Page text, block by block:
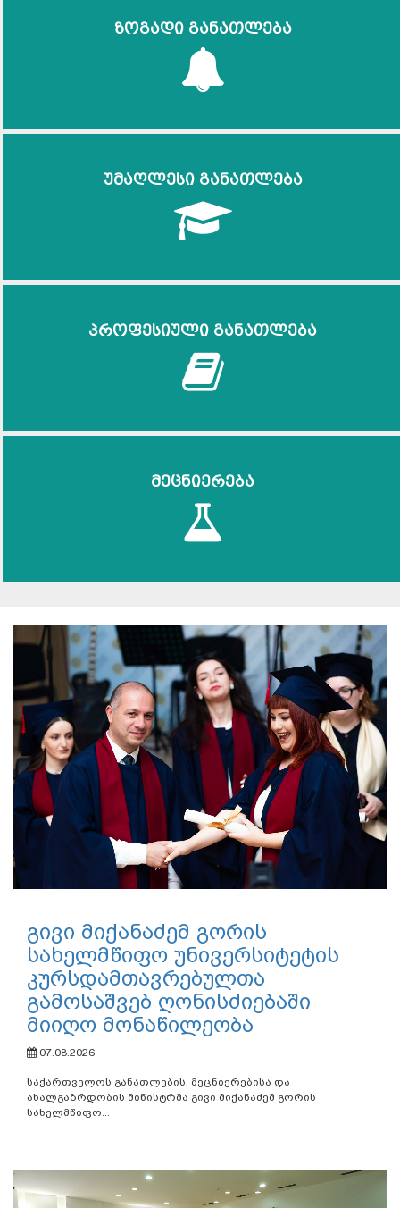
ზოგადი განათლება
უმაღლესი განათლება
პროფესიული განათლება
მეცნიერება
გივი მიქანაძემ გორის
სახელმწიფო უნივერსიტეტის
კურსდამთავრებულთა
გამოსაშვებ ღონისძიებაში
მიიღო მონაწილეობა
07.08.2026
საქართველოს განათლების, მეცნიერებისა და
ახალგაზრდობის მინისტრმა გივი მიქანაძემ გორის
სახელმწიფო...